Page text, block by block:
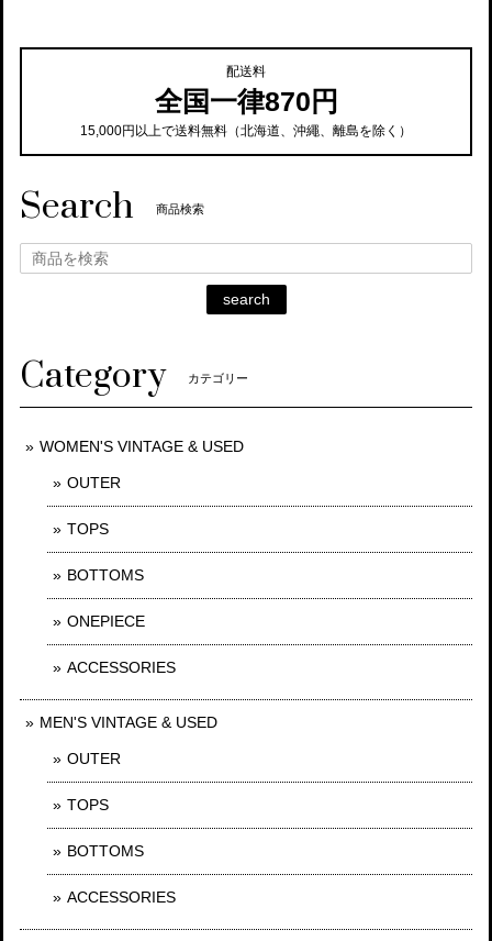
配送料
全国一律870円
15,000円以上で送料無料（北海道、沖繩、離島を除く）
Search 商品検索
search
Category カテゴリー
WOMEN'S VINTAGE & USED
OUTER
TOPS
BOTTOMS
ONEPIECE
ACCESSORIES
MEN'S VINTAGE & USED
OUTER
TOPS
BOTTOMS
ACCESSORIES